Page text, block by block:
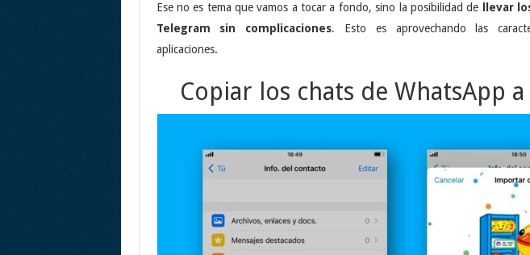
Ese no es tema que vamos a tocar a fondo, sino la posibilidad de
llevar
Telegram sin complicaciones. Esto es aprovechando las
aplicaciones.
Copiar los chats de WhatsApp